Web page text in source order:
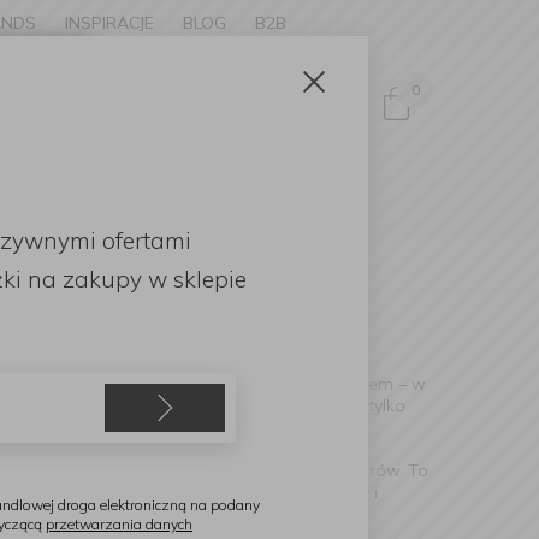
INSPIRACJE BLOG B2B
0
zastawie? Choć wydają się tylko dodatkiem – w
kolację –
serwetki na stół
powinny być nie tylko
trwałością barw oraz estetyką wzorów. To
to
ofertami
na zakupy w sklepie
droga elektroniczną na podany
przetwarzania danych